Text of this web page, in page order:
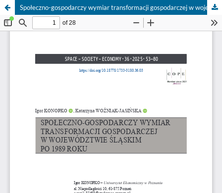
Społeczno-gospodarczy wymiar transformacji gospodarczej w województwie śląskim po 1989 roku